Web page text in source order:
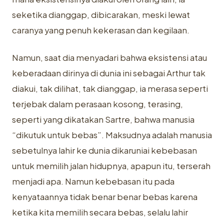
seketika dianggap, dibicarakan, meski lewat
caranya yang penuh kekerasan dan kegilaan.
Namun, saat dia menyadari bahwa eksistensi atau
keberadaan dirinya di dunia ini sebagai Arthur tak
diakui, tak dilihat, tak dianggap, ia merasa seperti
terjebak dalam perasaan kosong, terasing,
seperti yang dikatakan Sartre, bahwa manusia
“dikutuk untuk bebas”. Maksudnya adalah manusia
sebetulnya lahir ke dunia dikaruniai kebebasan
untuk memilih jalan hidupnya, apapun itu, terserah
menjadi apa. Namun kebebasan itu pada
kenyataannya tidak benar benar bebas karena
ketika kita memilih secara bebas, selalu lahir